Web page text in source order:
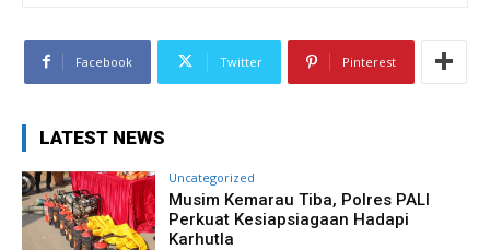
Facebook Twitter Pinterest
LATEST NEWS
Uncategorized
Musim Kemarau Tiba, Polres PALI
Perkuat Kesiapsiagaan Hadapi
Karhutla